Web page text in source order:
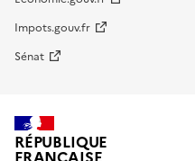
Impots.gouv.fr
Sénat
RÉPUBLIQUE